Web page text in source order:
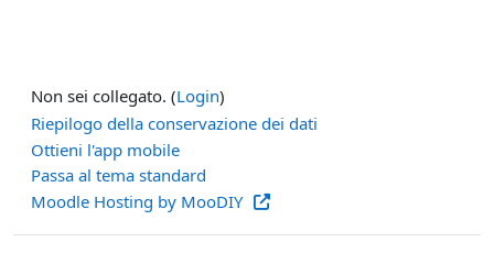
Non sei collegato. (Login)
Riepilogo della conservazione dei dati
Ottieni l'app mobile
Passa al tema standard
Moodle Hosting by MooDIY